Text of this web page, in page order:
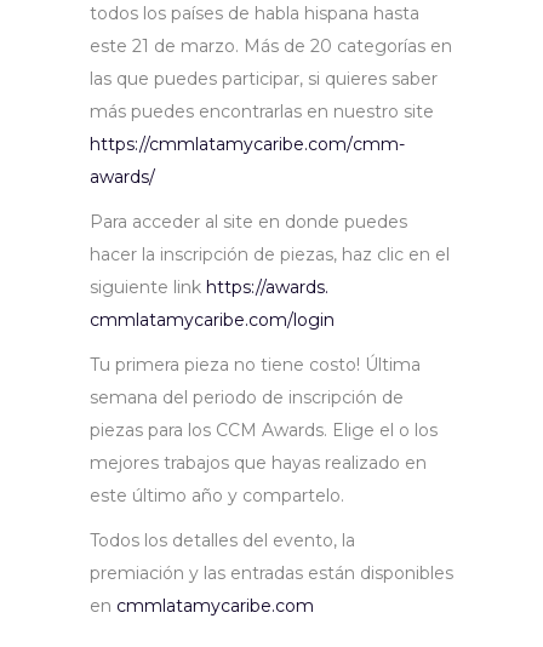
todos los países de habla hispana hasta
este 21 de marzo. Más de 20 categorías en
las que puedes participar, si quieres saber
más puedes encontrarlas en nuestro site
https://cmmlatamycaribe.com/cmm-
awards/
Para acceder al site en donde puedes
hacer la inscripción de piezas, haz clic en el
siguiente link https://awards.
cmmlatamycaribe.com/login
Tu primera pieza no tiene costo! Última
semana del periodo de inscripción de
piezas para los CCM Awards. Elige el o los
mejores trabajos que hayas realizado en
este último año y compartelo.
Todos los detalles del evento, la
premiación y las entradas están disponibles
en cmmlatamycaribe.com